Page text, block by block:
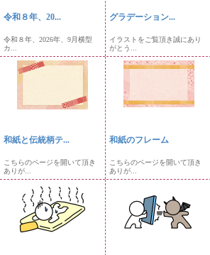
令和８年、20...
令和８年、2026年、9月横型
カ...
グラデーション...
イラストをご覧頂き誠にあり
がとう...
和紙と伝統柄テ...
こちらのページを開いて頂き
ありが...
和紙のフレーム
こちらのページを開いて頂き
ありが...